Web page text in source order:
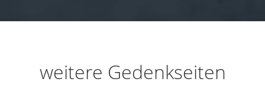
weitere Gedenkseiten